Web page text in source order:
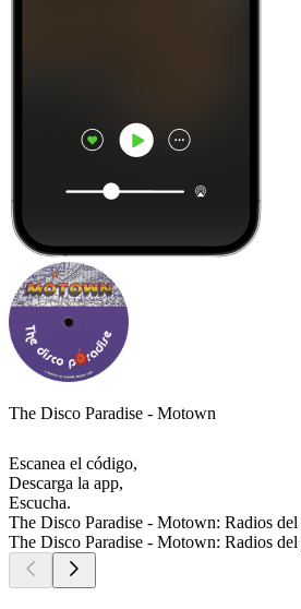
The Disco Paradise - Motown
Escanea el código,
Descarga la app,
Escucha.
The Disco Paradise - Motown: Radios
The Disco Paradise - Motown: Radios